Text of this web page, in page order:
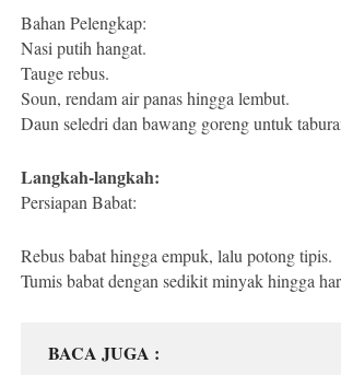
Bahan Pelengkap:
Nasi putih hangat.
Tauge rebus.
Soun, rendam air panas hingga lembut.
Daun seledri dan bawang goreng untuk
Langkah-langkah:
Persiapan Babat:
Rebus babat hingga empuk, lalu potong tipis.
Tumis babat dengan sedikit minyak hingga
BACA JUGA